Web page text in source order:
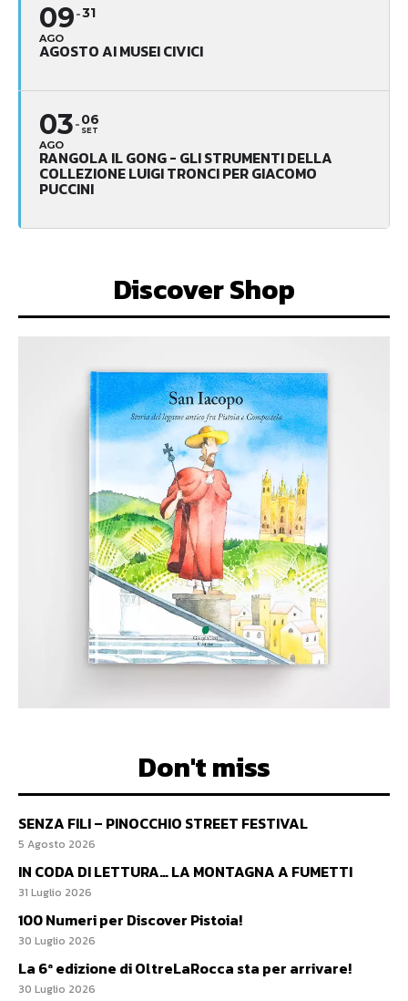
09
AGO
31
AGOSTO AI MUSEI CIVICI
03
AGO
06
SET
RANGOLA IL GONG - GLI STRUMENTI DELLA
COLLEZIONE LUIGI TRONCI PER GIACOMO
PUCCINI
Discover Shop
Don't miss
SENZA FILI – PINOCCHIO STREET FESTIVAL
5 Agosto 2026
IN CODA DI LETTURA… LA MONTAGNA A FUMETTI
31 Luglio 2026
100 Numeri per Discover Pistoia!
30 Luglio 2026
La 6ª edizione di OltreLaRocca sta per arrivare!
30 Luglio 2026